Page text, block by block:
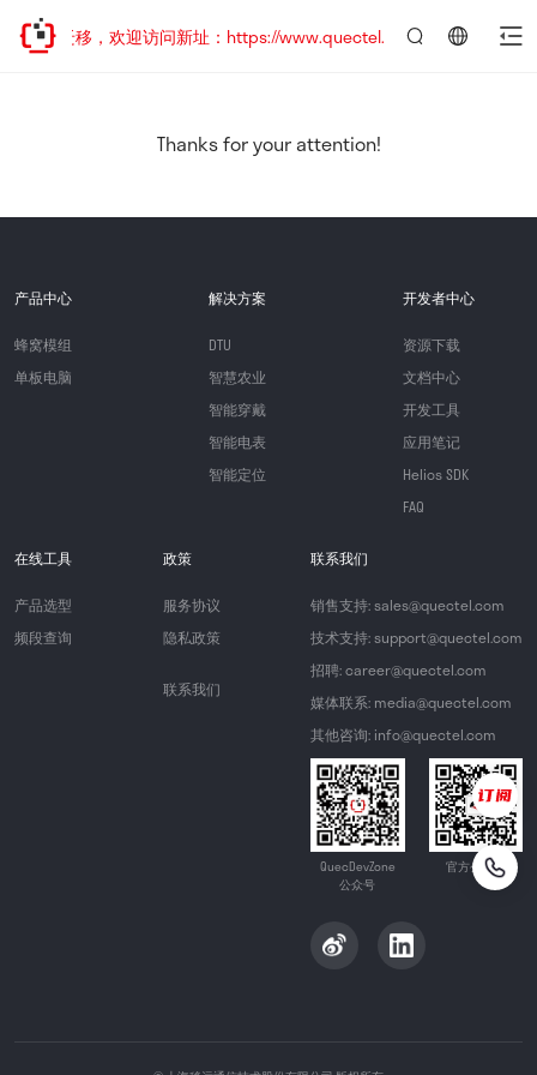
址已迁移，欢迎访问新址：https://www.quectel.com.cn
Thanks for your attention!
产品中心
蜂窝模组
单板电脑
解决方案
DTU
智慧农业
智能穿戴
智能电表
智能定位
开发者中心
资源下载
文档中心
开发工具
应用笔记
Helios SDK
FAQ
在线工具
产品选型
频段查询
政策
服务协议
隐私政策
联系我们
联系我们
销售支持: sales@quectel.com
技术支持: support@quectel.com
招聘: career@quectel.com
媒体联系: media@quectel.com
其他咨询: info@quectel.com
QuecDevZone
公众号
官方公众号